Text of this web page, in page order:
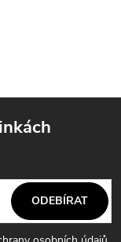
ODEBÍRAT